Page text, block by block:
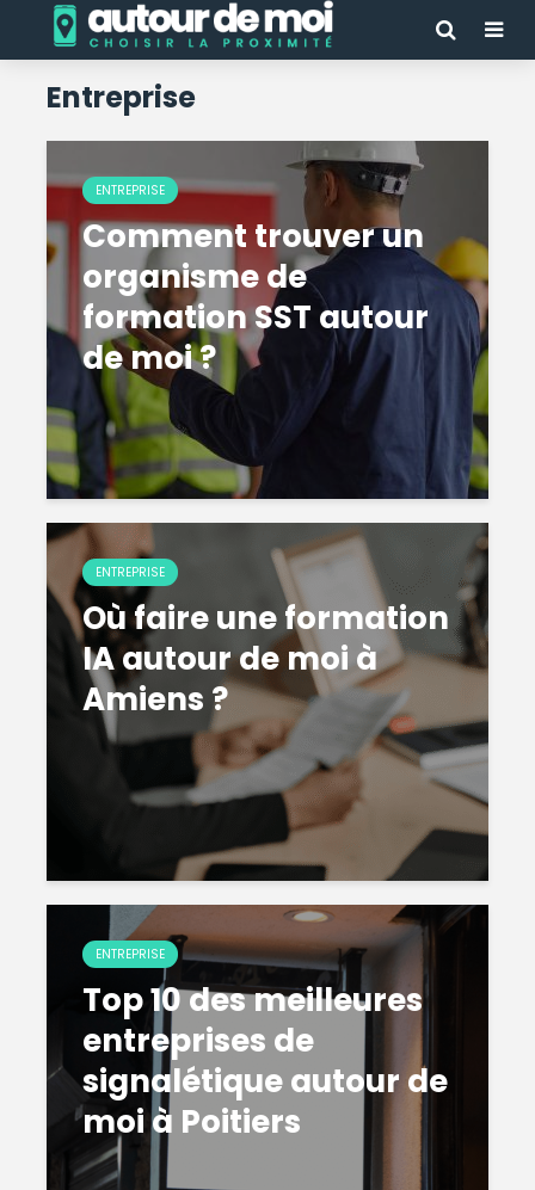
Entreprise
ENTREPRISE
Comment trouver un
organisme de
formation SST autour
de moi ?
ENTREPRISE
Où faire une formation
IA autour de moi à
Amiens ?
ENTREPRISE
Top 10 des meilleures
entreprises de
signalétique autour de
moi à Poitiers